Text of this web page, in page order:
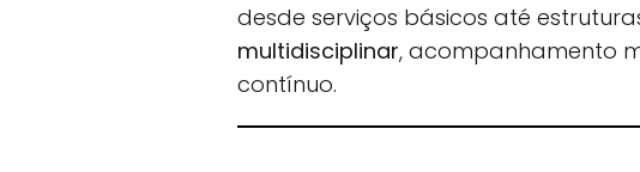
desde serviços básicos até
multidisciplinar, acompanhamento
contínuo.